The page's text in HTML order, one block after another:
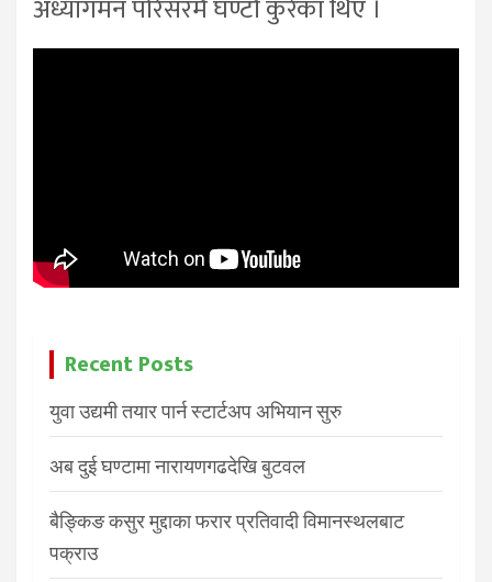
अध्यागमन परिसरमै घण्टौं कुरेका थिए ।
Recent Posts
युवा उद्यमी तयार पार्न स्टार्टअप अभियान सुरु
अब दुई घण्टामा नारायणगढदेखि बुटवल
बैङ्किङ कसुर मुद्दाका फरार प्रतिवादी विमानस्थलबाट
पक्राउ